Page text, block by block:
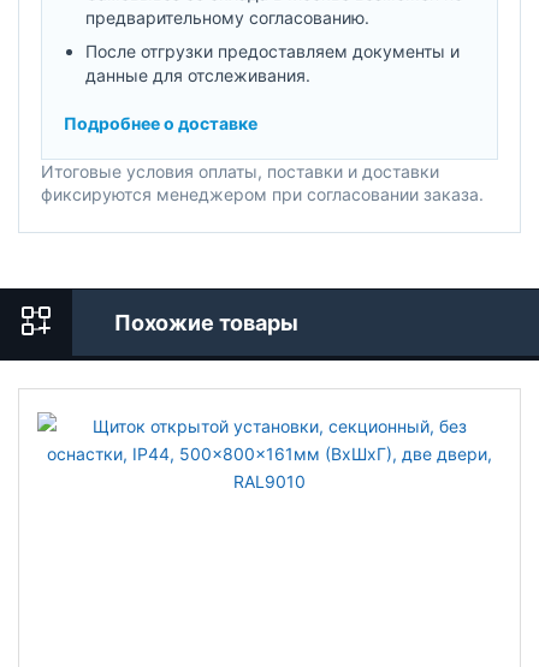
предварительному согласованию.
После отгрузки предоставляем документы и
данные для отслеживания.
Подробнее о доставке
Итоговые условия оплаты, поставки и доставки
фиксируются менеджером при согласовании заказа.
Похожие товары